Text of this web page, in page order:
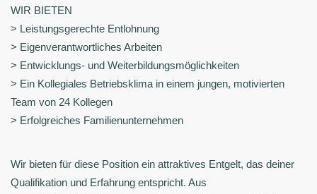
WIR BIETEN
> Leistungsgerechte Entlohnung
> Eigenverantwortliches Arbeiten
> Entwicklungs- und Weiterbildungsmöglichkeiten
> Ein Kollegiales Betriebsklima in einem jungen, motivierten
Team von 24 Kollegen
> Erfolgreiches Familienunternehmen
Wir bieten für diese Position ein attraktives Entgelt, das deiner
Qualifikation und Erfahrung entspricht. Aus